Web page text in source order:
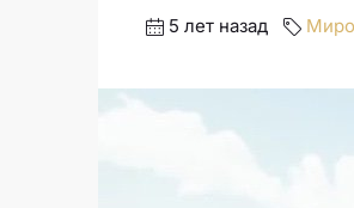
5 лет назад